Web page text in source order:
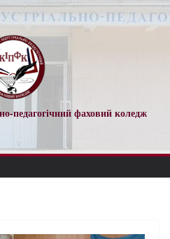
педагогічний фаховий коледж